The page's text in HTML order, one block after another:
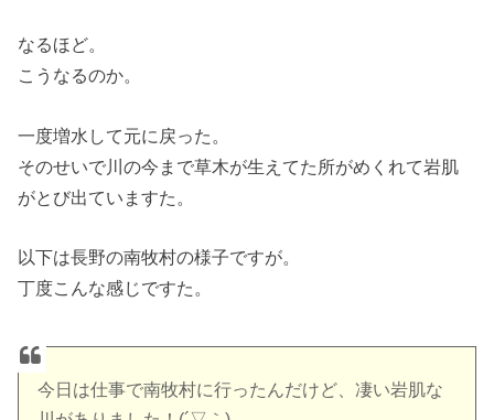
なるほど。
こうなるのか。
一度増水して元に戻った。
そのせいで川の今まで草木が生えてた所がめくれて岩肌
がとび出ていますた。
以下は長野の南牧村の様子ですが。
丁度こんな感じですた。
今日は仕事で南牧村に行ったんだけど、凄い岩肌な